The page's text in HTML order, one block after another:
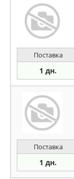
Поставка
1 дн.
Поставка
1 дн.